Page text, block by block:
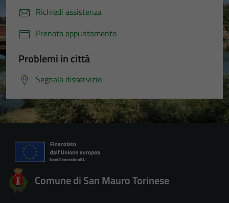
Richiedi assistenza
Prenota appuntamento
Problemi in città
Segnala disservizio
Comune di San Mauro Torinese